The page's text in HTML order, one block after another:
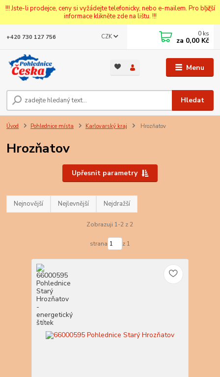
!!! Jste-li prodejce, ceny si vyžádejte telefonicky, nebo e-mailem. Pro bližší
informace klikněte zde na lištu. !!!
Menu
CZK
Hledat
+420 730 127 756 0 ks
za 0,00 Kč
Úvod Pohlednice místa Karlovarský kraj Hrozňatov
Hrozňatov
Upřesnit parametry
Nejnovější Nejlevnější Nejdražší
Zobrazuji 1-2 z 2
strana z 1